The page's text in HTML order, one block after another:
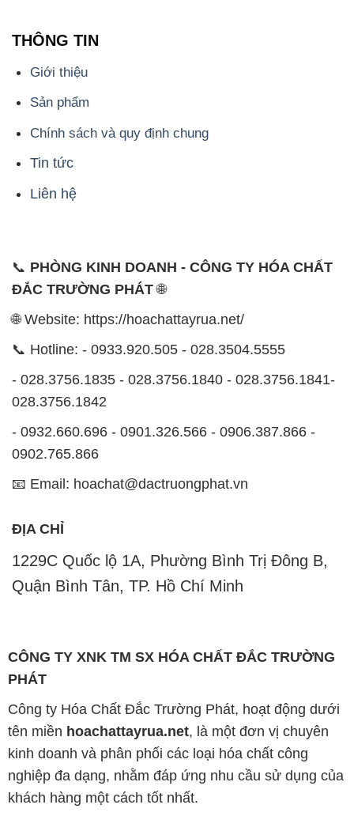
THÔNG TIN
Giới thiệu
Sản phẩm
Chính sách và quy định chung
Tin tức
Liên hệ
📞 PHÒNG KINH DOANH - CÔNG TY HÓA CHẤT
ĐẮC TRƯỜNG PHÁT🌐
🌐 Website: https://hoachattayrua.net/
📞 Hotline: - 0933.920.505 - 028.3504.5555
- 028.3756.1835 - 028.3756.1840 - 028.3756.1841-
028.3756.1842
- 0932.660.696 - 0901.326.566 - 0906.387.866 -
0902.765.866
📧 Email: hoachat@dactruongphat.vn
ĐỊA CHỈ
1229C Quốc lộ 1A, Phường Bình Trị Đông B,
Quận Bình Tân, TP. Hồ Chí Minh
CÔNG TY XNK TM SX HÓA CHẤT ĐẮC TRƯỜNG
PHÁT
Công ty Hóa Chất Đắc Trường Phát, hoạt động dưới
tên miền hoachattayrua.net, là một đơn vị chuyên
kinh doanh và phân phối các loại hóa chất công
nghiệp đa dạng, nhằm đáp ứng nhu cầu sử dụng của
khách hàng một cách tốt nhất.